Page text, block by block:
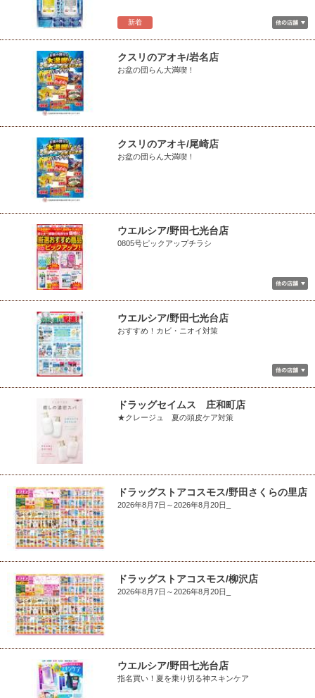
新着
クスリのアオキ/岩名店
お盆の団らん大満喫！
クスリのアオキ/尾崎店
お盆の団らん大満喫！
ウエルシア/野田七光台店
0805号ピックアップチラシ
ウエルシア/野田七光台店
おすすめ！カビ・ニオイ対策
ドラッグセイムス 庄和町店
★クレージュ 夏の頭皮ケア対策
ドラッグストアコスモス/野田さくらの里店
2026年8月7日～2026年8月20日_
ドラッグストアコスモス/柳沢店
2026年8月7日～2026年8月20日_
ウエルシア/野田七光台店
指名買い！夏を乗り切る神スキンケア